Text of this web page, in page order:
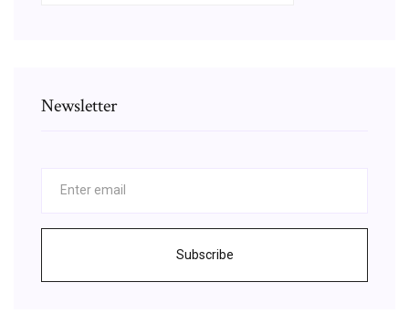
Newsletter
Subscribe